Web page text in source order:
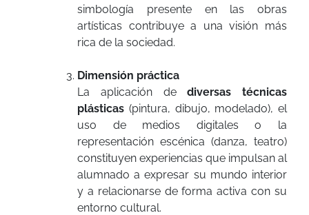
simbología presente en las obras
artísticas contribuye a una visión más
rica de la sociedad.
Dimensión práctica
La aplicación dediversas técnicas
plásticas (pintura, dibujo, modelado), el
uso de medios digitales o la
representación escénica (danza, teatro)
constituyen experiencias que impulsan al
alumnado a expresar su mundo interior
y a relacionarse de forma activa con su
entorno cultural.